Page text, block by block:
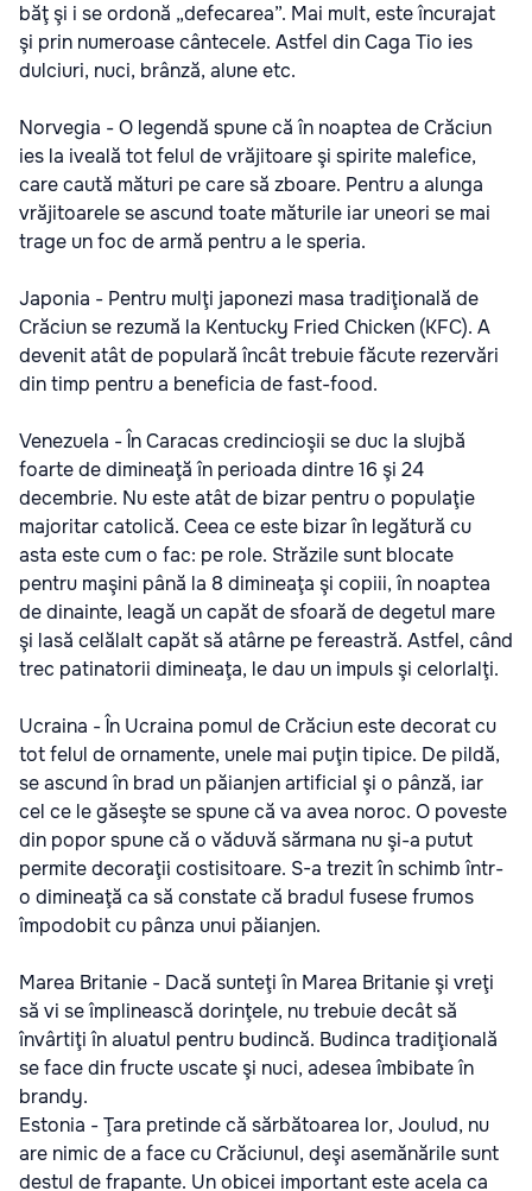
băţ şi i se ordonă „defecarea”. Mai mult, este încurajat
şi prin numeroase cântecele. Astfel din Caga Tio ies
dulciuri, nuci, brânză, alune etc.
Norvegia - O legendă spune că în noaptea de Crăciun
ies la iveală tot felul de vrăjitoare şi spirite malefice,
care caută mături pe care să zboare. Pentru a alunga
vrăjitoarele se ascund toate măturile iar uneori se mai
trage un foc de armă pentru a le speria.
Japonia - Pentru mulţi japonezi masa tradiţională de
Crăciun se rezumă la Kentucky Fried Chicken (KFC). A
devenit atât de populară încât trebuie făcute rezervări
din timp pentru a beneficia de fast-food.
Venezuela - În Caracas credincioşii se duc la slujbă
foarte de dimineaţă în perioada dintre 16 şi 24
decembrie. Nu este atât de bizar pentru o populaţie
majoritar catolică. Ceea ce este bizar în legătură cu
asta este cum o fac: pe role. Străzile sunt blocate
pentru maşini până la 8 dimineaţa şi copiii, în noaptea
de dinainte, leagă un capăt de sfoară de degetul mare
şi lasă celălalt capăt să atârne pe fereastră. Astfel, când
trec patinatorii dimineaţa, le dau un impuls şi celorlalţi.
Ucraina - În Ucraina pomul de Crăciun este decorat cu
tot felul de ornamente, unele mai puţin tipice. De pildă,
se ascund în brad un păianjen artificial şi o pânză, iar
cel ce le găseşte se spune că va avea noroc. O poveste
din popor spune că o văduvă sărmana nu şi-a putut
permite decoraţii costisitoare. S-a trezit în schimb într-
o dimineaţă ca să constate că bradul fusese frumos
împodobit cu pânza unui păianjen.
Marea Britanie - Dacă sunteţi în Marea Britanie şi vreţi
să vi se împlinească dorinţele, nu trebuie decât să
învârtiţi în aluatul pentru budincă. Budinca tradiţională
se face din fructe uscate şi nuci, adesea îmbibate în
brandy.
Estonia - Ţara pretinde că sărbătoarea lor, Joulud, nu
are nimic de a face cu Crăciunul, deşi asemănările sunt
destul de frapante. Un obicei important este acela ca